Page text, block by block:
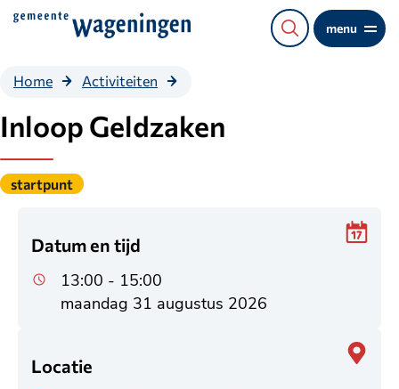
Direct
content
menu
Home Activiteiten
Inloop Geldzaken
Gepubliceerd
categorie:
startpunt
Datum en tijd
13:00 - 15:00
maandag 31 augustus 2026
Locatie